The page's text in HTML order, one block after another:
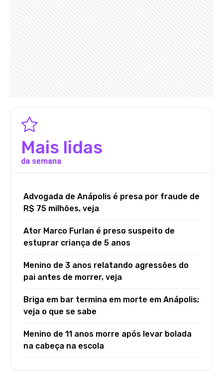
Mais lidas
da semana
Advogada de Anápolis é presa por fraude de
R$ 75 milhões, veja
Ator Marco Furlan é preso suspeito de
estuprar criança de 5 anos
Menino de 3 anos relatando agressões do
pai antes de morrer, veja
Briga em bar termina em morte em Anápolis;
veja o que se sabe
Menino de 11 anos morre após levar bolada
na cabeça na escola